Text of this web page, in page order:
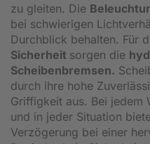
zu gleiten. Die
bei schwierigen
Durchblick behalten. Für
Sicherheit sorgen die
Scheibenbremsen.
durch ihre hohe
Griffigkeit aus. Bei jedem
und in jeder Situation
Verzögerung bei einer